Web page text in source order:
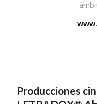
Producciones